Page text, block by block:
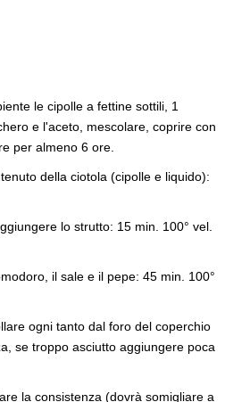
le cipolle a fettine sottili, 1
e l'aceto, mescolare, coprire con
per almeno 6 ore.
della ciotola (cipolle e liquido):
lo strutto: 15 min. 100° vel.
il sale e il pepe: 45 min. 100°
ogni tanto dal foro del coperchio
se troppo asciutto aggiungere poca
la consistenza (dovrà somigliare a